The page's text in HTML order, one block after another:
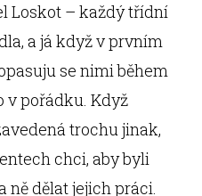
Loskot – každý třídní
a já když v prvním
se nimi během
v pořádku. Když
trochu jinak,
chci, aby byli
ně dělat jejich práci.